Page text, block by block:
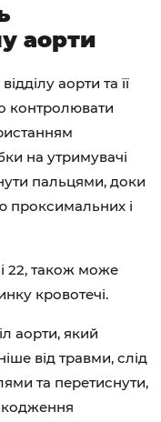
аорти
аорти та її
контролювати
на утримувачі
пальцями, доки
проксимальних і
22, також може
кровотечі.
аорти, який
від травми, слід
та перетиснути,